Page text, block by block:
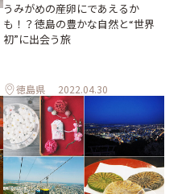
うみがめの産卵にであえるか
も！？徳島の豊かな自然と“世界
初”に出会う旅
徳島県 2022.04.30